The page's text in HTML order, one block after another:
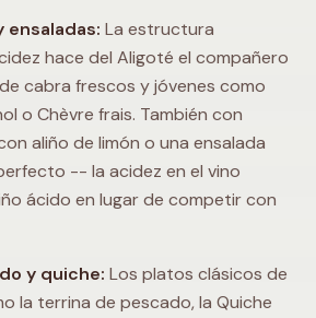
ensaladas: La estructura
hace del Aligoté el compañero
cabra frescos y jóvenes como
o Chèvre frais. También con
aliño de limón o una ensalada
-- la acidez en el vino
ácido en lugar de competir con
y quiche: Los platos clásicos de
la terrina de pescado, la Quiche